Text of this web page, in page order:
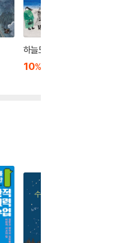
하늘도서관
10%